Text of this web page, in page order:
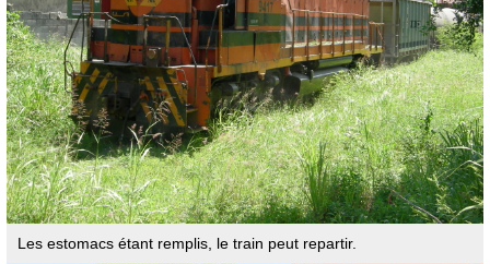
Les estomacs étant remplis, le train peut repartir.